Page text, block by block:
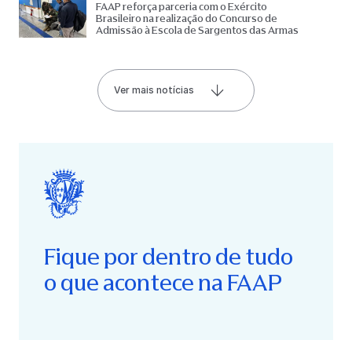
FAAP reforça parceria com o Exército
Brasileiro na realização do Concurso de
Admissão à Escola de Sargentos das Armas
Ver mais notícias
Fique por dentro de tudo
o que acontece na FAAP